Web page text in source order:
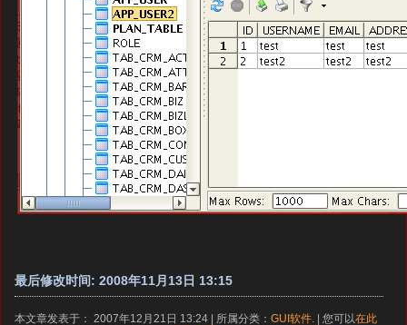
最后修改时间: 2008年11月13日 13:15
本文章发表于： 2007年12月21日 13:24 | 所属分类：GUI软件 . | 您可以在此